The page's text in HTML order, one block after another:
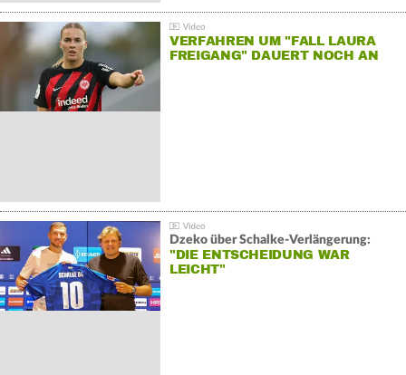
VERFAHREN UM "FALL LAURA
FREIGANG" DAUERT NOCH AN
Dzeko über Schalke-Verlängerung:
"DIE ENTSCHEIDUNG WAR
LEICHT"